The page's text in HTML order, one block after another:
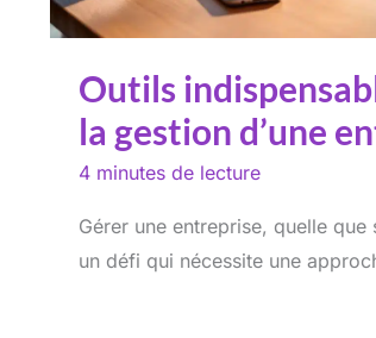
Outils
la gestion d’une
4 minutes de lecture
Gérer une entreprise, quelle que
un défi qui nécessite une